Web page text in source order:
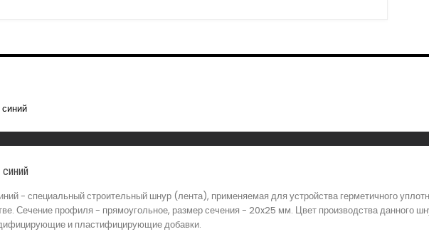
- специальный строительный шнур (лента), применяемая для устройства герметичного
Сечение профиля - прямоугольное, размер сечения - 20x25 мм. Цвет производства данного
и пластифицирующие добавки.